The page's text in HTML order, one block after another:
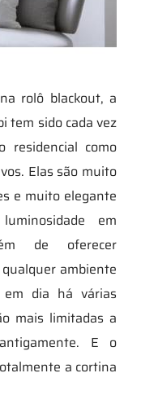
rolô blackout, a
tem sido cada vez
residencial como
Elas são muito
e muito elegante
em
de oferecer
ambiente
em dia há várias
mais limitadas a
E o
a cortina